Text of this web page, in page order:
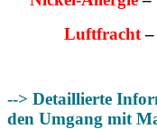
Luftfracht–
--> Detaillierte
den Umgang mit